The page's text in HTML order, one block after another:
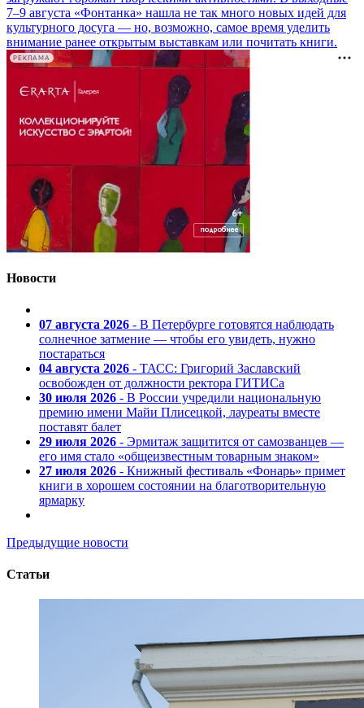
7–9 августа «Фонтанка» нашла не так много новых идей для
культурного досуга — но, возможно, самое время уделить
внимание ранее открытым выставкам или почитать книги.
РЕКЛАМА
Новости
07 августа 2026 - В Петербурге готовятся наблюдать
солнечное затмение — чтобы его увидеть, нужно
постараться
04 августа 2026 - ТАСС: Григорий Заславский
освобожден от должности ректора ГИТИСа
30 июля 2026 - В России учредили национальную
премию имени Майи Плисецкой, лауреаты вместе
поставят балет
29 июля 2026 - Эрмитаж защитится от самозванцев —
его имя стало «общеизвестным товарным знаком»
27 июля 2026 - Книжный фестиваль «Фонарь» примет
книги в хорошем состоянии на благотворительную
ярмарку
Предыдущие новости
Статьи